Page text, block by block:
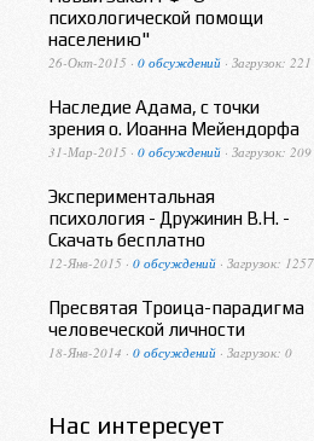
психологической помощи
населению"
26-Окт-2015 · 0 обсуждений · Загрузок: 221
Наследие Адама, с точки
зрения о. Иоанна Мейендорфа
31-Мар-2015 · 0 обсуждений · Загрузок: 209
Экспериментальная
психология - Дружинин В.Н. -
Скачать бесплатно
12-Янв-2015 · 0 обсуждений · Загрузок: 1257
Пресвятая Троица-парадигма
человеческой личности
18-Янв-2014 · 0 обсуждений · Загрузок: 0
Нас интересует